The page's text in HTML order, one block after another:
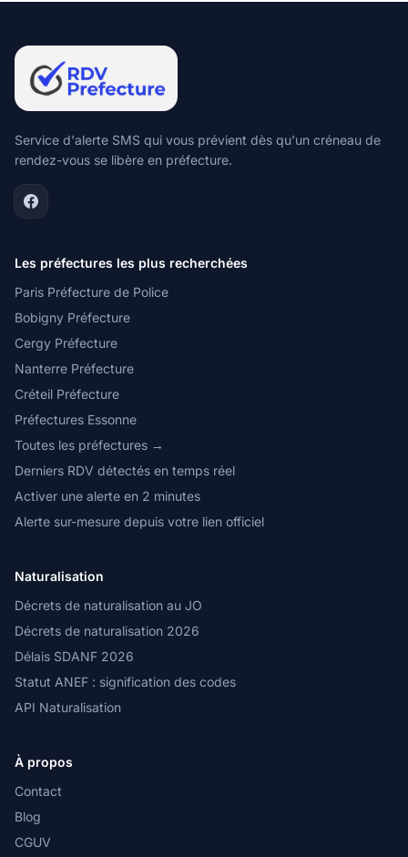
Service d'alerte SMS qui vous prévient dès qu'un créneau de
rendez-vous se libère en préfecture.
Les préfectures les plus recherchées
Paris Préfecture de Police
Bobigny Préfecture
Cergy Préfecture
Nanterre Préfecture
Créteil Préfecture
Préfectures Essonne
Toutes les préfectures →
Derniers RDV détectés en temps réel
Activer une alerte en 2 minutes
Alerte sur-mesure depuis votre lien officiel
Naturalisation
Décrets de naturalisation au JO
Décrets de naturalisation 2026
Délais SDANF 2026
Statut ANEF : signification des codes
API Naturalisation
À propos
Contact
Blog
CGUV